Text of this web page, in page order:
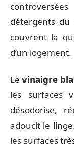
détergents du
couvrent la
d’un logement.
Levinaigre
les surfaces
désodorise,
adoucit le
les surfaces